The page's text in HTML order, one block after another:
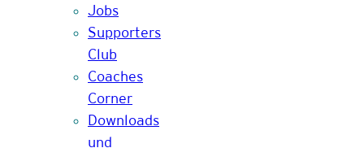
Jobs
Supporters
Club
Coaches
Corner
Downloads
und